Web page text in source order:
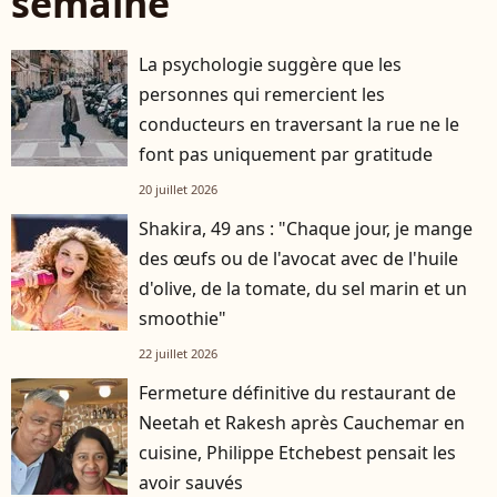
La psychologie suggère que les
personnes qui remercient les
conducteurs en traversant la rue ne le
font pas uniquement par gratitude
20 juillet 2026
Shakira, 49 ans : "Chaque jour, je mange
des œufs ou de l'avocat avec de l'huile
d'olive, de la tomate, du sel marin et un
smoothie"
22 juillet 2026
Fermeture définitive du restaurant de
Neetah et Rakesh après Cauchemar en
cuisine, Philippe Etchebest pensait les
avoir sauvés